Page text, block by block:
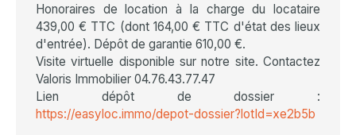
Honoraires de location à la charge du locataire
439,00 € TTC (dont 164,00 € TTC d'état des lieux
d'entrée). Dépôt de garantie 610,00 €.
Visite virtuelle disponible sur notre site. Contactez
Valoris Immobilier 04.76.43.77.47
Lien dépôt de dossier :
https://easyloc.immo/depot-dossier?lotId=xe2b5b